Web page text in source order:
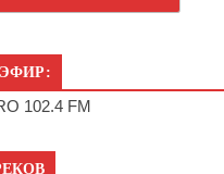
102.4 FM